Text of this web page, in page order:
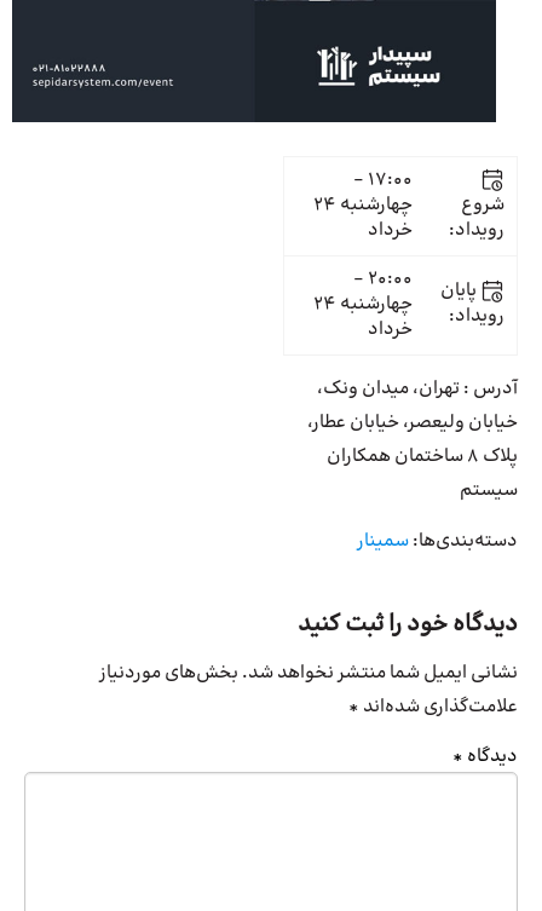
شروع
رویداد:
17:00 -
چهارشنبه 24
خرداد
پایان
رویداد:
20:00 -
چهارشنبه 24
خرداد
آدرس : تهران، میدان ونک،
خیابان ولیعصر، خیابان عطار،
پلاک 8 ساختمان همکاران
سیستم
دسته‌بندی‌ها:سمینار
دیدگاه خود را ثبت کنید
نشانی ایمیل شما منتشر نخواهد شد. بخش‌های موردنیاز
علامت‌گذاری شده‌اند *
دیدگاه *